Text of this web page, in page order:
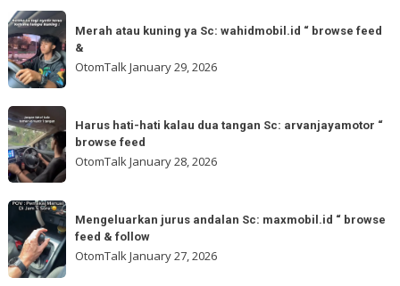
&
follow
otw
🌬
🌬
Sc:
“
browse
feed
Merah
atau
kuning
ya
Sc:
wahidmobil.id
“
browse
Merah atau kuning ya Sc: wahidmobil.id “ browse feed
&
OtomTalk January 29, 2026
Harus
hati-
hati
kalau
dua
tangan
Sc:
arvanjayamotor
Harus hati-hati kalau dua tangan Sc: arvanjayamotor “
browse feed
OtomTalkJanuary 28, 2026
Mengeluarkan
jurus
andalan
Sc:
Mengeluarkan jurus andalan Sc: maxmobil.id “ browse
feed & follow
OtomTalkJanuary 27, 2026